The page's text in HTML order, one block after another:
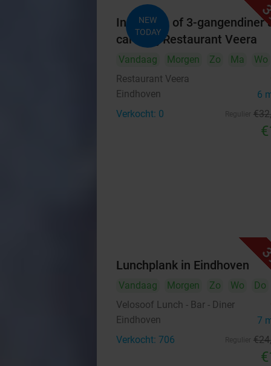
NEW
TODAY
Indiaas 2- of 3-gangendiner
carte bij Restaurant Veera
Vandaag Morgen Zo Ma Wo
Restaurant Veera
Eindhoven 6
Verkocht: 0 €32
Lunchplank in Eindhoven
Vandaag Morgen Zo Wo
Do
Velosoof Lunch - Bar - Diner
Eindhoven 7
Verkocht: 706 €24